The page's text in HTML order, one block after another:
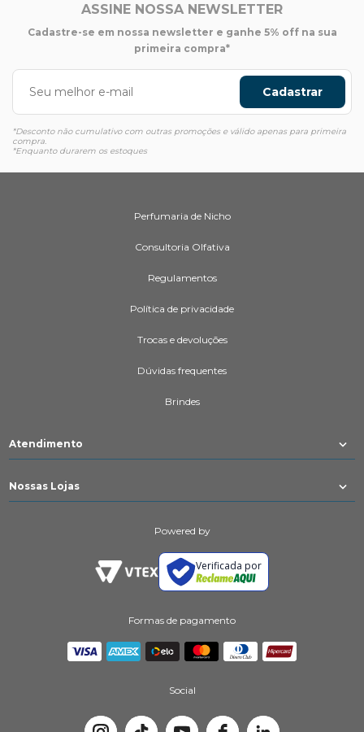
ASSINE NOSSA NEWSLETTER
Cadastre-se em nossa newsletter e ganhe 5% off na sua
primeira compra*
Cadastrar
*Desconto não cumulativo com outras promoções e válido apenas para primeira
compra.
*Enquanto durarem os estoques
Perfumaria de Nicho
Consultoria Olfativa
Regulamentos
Política de privacidade
Trocas e devoluções
Dúvidas frequentes
Brindes
Atendimento
Nossas Lojas
Powered by
Verificada por
Formas de pagamento
Social